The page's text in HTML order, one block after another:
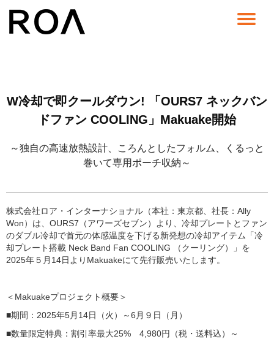
W冷却で即クールダウン! 「OURS7 ネックバン
ドファン COOLING」Makuake開始
～独自の高速放熱設計、ころんとしたフォルム、くるっと
巻いて専用ポーチ収納～
株式会社ロア・インターナショナル（本社：東京都、社長：Ally
Won）は、OURS7（アワーズセブン）より、冷却プレートとファン
のダブル冷却で⾸元の体感温度を下げる新発想の冷却アイテム「冷
却プレート搭載 Neck Band Fan COOLING （クーリング）」を
2025年５月14日よりMakuakeにて先行販売いたします。
＜Makuakeプロジェクト概要＞
■期間：2025年5月14日（火）～6月９日（月）
■数量限定特典：割引率最大25% 4,980円（税・送料込）～